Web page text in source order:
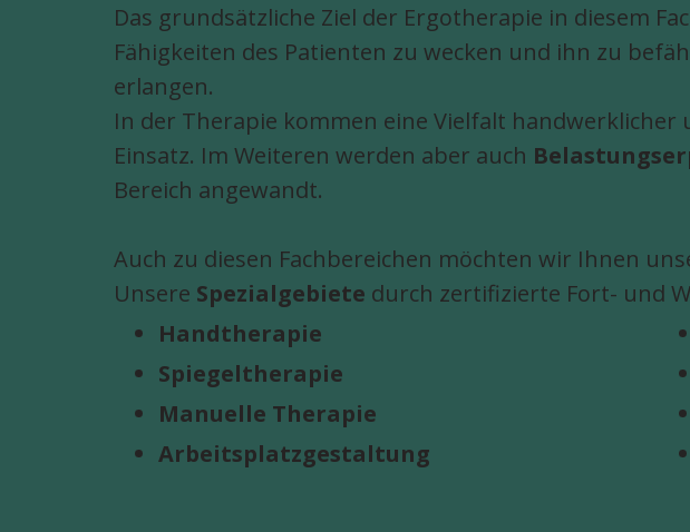
Das grundsätzliche Ziel der Ergotherapie in diesem
Fähigkeiten des Patienten zu wecken und ihn zu
erlangen.
In der Therapie kommen eine Vielfalt
Einsatz. Im Weiteren werden aber auch
Bereich angewandt.
Auch zu diesen Fachbereichen möchten wir Ihnen
Unsere Spezialgebiete durch zertifizierte Fort- und
Handtherapie
Spiegeltherapie
Manuelle Therapie
Arbeitsplatzgestaltung